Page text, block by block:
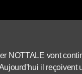
NOTTALE vont
il reçoivent